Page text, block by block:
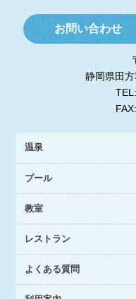
お問い合わせ
静岡県田
温泉
プール
教室
レストラン
よくある質問